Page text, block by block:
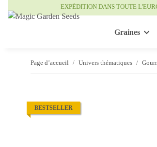
EXPÉDITION DANS TOUTE
Graines
Page d’accueil Univers thématiques
BESTSELLER